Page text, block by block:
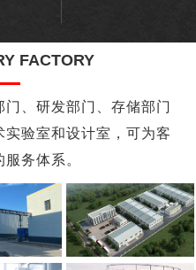
FACTORY
、研发部门、存储部门
验室和设计室，可为客
务体系。